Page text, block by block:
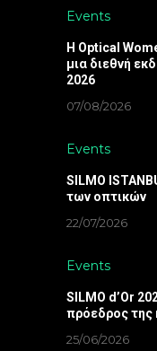
Events
Η Optical
μια διεθνή
2026
07/08/2026
Events
SILMO
των οπτικών
22/07/2026
Events
SILMO d’Or
πρόεδρος της
25/06/2026